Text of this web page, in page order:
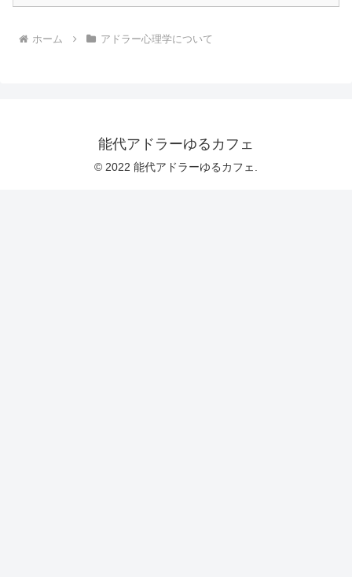
ホーム アドラー心理学について
能代アドラーゆるカフェ
© 2022 能代アドラーゆるカフェ.